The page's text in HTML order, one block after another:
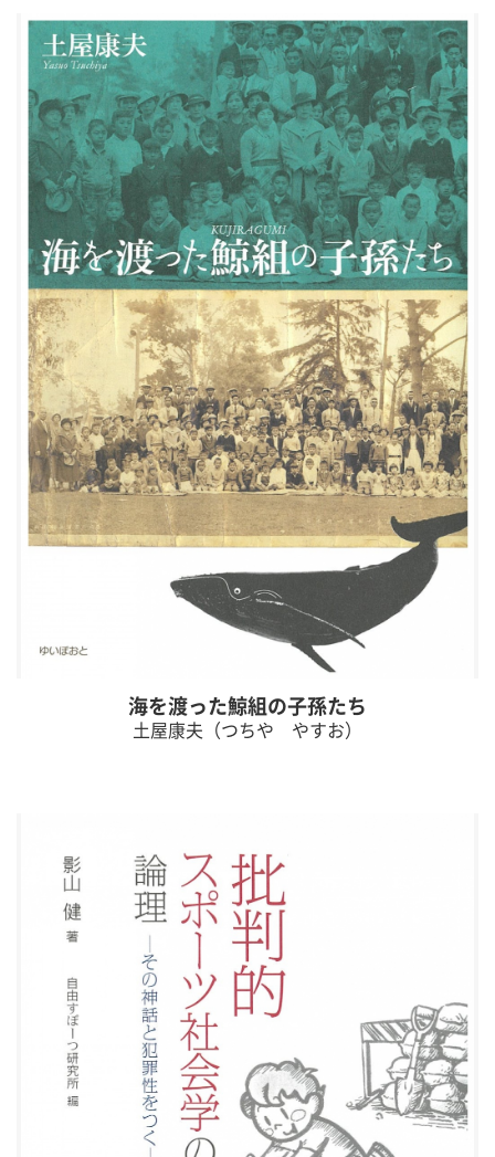
海を渡った鯨組の子孫たち
土屋康夫（つちや やすお）